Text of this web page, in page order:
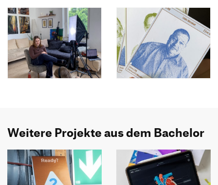
Weitere Projekte aus dem Bachelor